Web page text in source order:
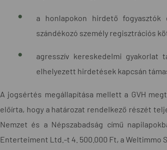
a honlapokon hirdető
szándékozó személy regisztrációs
agresszív kereskedelmi gyakorlat
elhelyezett hirdetések kapcsán
A jogsértés megállapítása mellett a GVH
előírta, hogy a határozat rendelkező részét
Nemzet és a Népszabadság című
Enterteiment Ltd.-t 4. 500.000 Ft, a Weltimmo